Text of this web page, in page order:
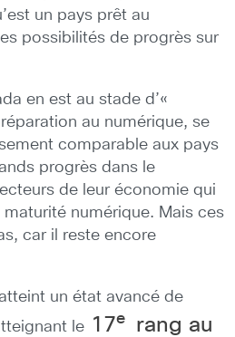
un pays prêt au
possibilités de progrès sur
en est au stade d’«
au numérique, se
comparable aux pays
progrès dans le
de leur économie qui
numérique. Mais ces
car il reste encore
un état avancé de
le 17e
rang au